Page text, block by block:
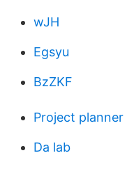
wJH
Egsyu
BzZKF
Project planner
Da lab